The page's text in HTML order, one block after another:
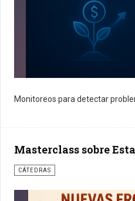
Monitoreos para detectar
Masterclass sobre
CÁTEDRAS